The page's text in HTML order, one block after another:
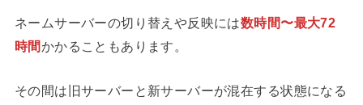
ネームサーバーの切り替えや反映には数時間〜最大72
時間かかることもあります。
その間は旧サーバーと新サーバーが混在する状態になる